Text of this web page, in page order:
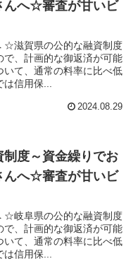
んへ☆審査が甘いビ
☆滋賀県の公的な融資制度
、計画的な御返済が可能
て、通常の料率に比べ低
は信用保...
2024.08.29
度～資金繰りでお
んへ☆審査が甘いビ
☆岐阜県の公的な融資制度
、計画的な御返済が可能
て、通常の料率に比べ低
は信用保...